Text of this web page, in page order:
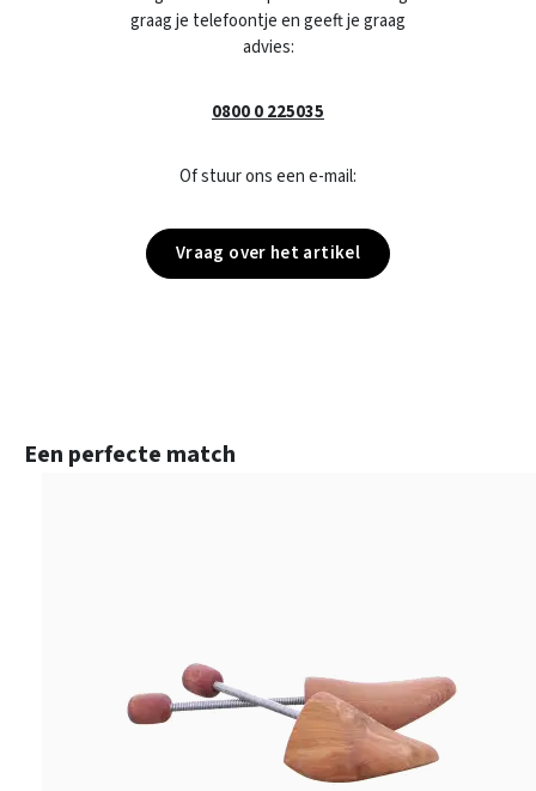
graag je telefoontje en geeft je graag
advies:
0800 0 225035
Of stuur ons een e-mail:
Vraag over het artikel
Productgalerij overslaan
Een perfecte match